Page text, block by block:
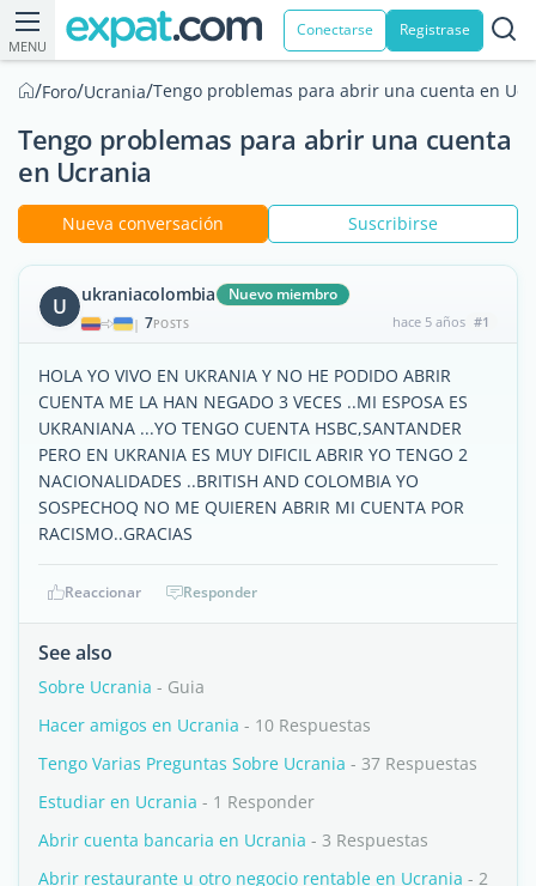
MENU
Conectarse Registrase
/Foro/Ucrania/Tengo problemas para abrir una cuenta en
Tengo problemas para abrir una cuenta
en Ucrania
Nueva conversación Suscribirse
U ukraniacolombia Nuevo miembro
| 7POSTS hace 5 años #1
HOLA YO VIVO EN UKRANIA Y NO HE PODIDO ABRIR
CUENTA ME LA HAN NEGADO 3 VECES ..MI ESPOSA ES
UKRANIANA ...YO TENGO CUENTA HSBC,SANTANDER
PERO EN UKRANIA ES MUY DIFICIL ABRIR YO TENGO 2
NACIONALIDADES ..BRITISH AND COLOMBIA YO
SOSPECHOQ NO ME QUIEREN ABRIR MI CUENTA POR
RACISMO..GRACIAS
Reaccionar Responder
See also
Sobre Ucrania - Guia
Hacer amigos en Ucrania - 10 Respuestas
Tengo Varias Preguntas Sobre Ucrania - 37 Respuestas
Estudiar en Ucrania - 1 Responder
Abrir cuenta bancaria en Ucrania - 3 Respuestas
Abrir restaurante u otro negocio rentable en Ucrania - 2